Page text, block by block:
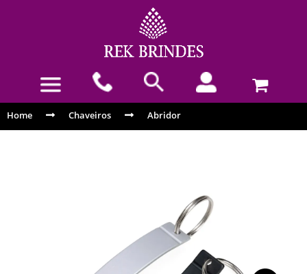
Home Chaveiros Abridor